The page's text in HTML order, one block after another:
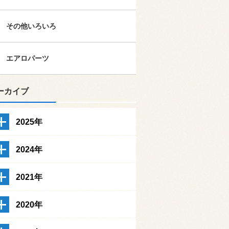
その他いろいろ
エアロパーツ
カイブ
2025年
2024年
2021年
2020年